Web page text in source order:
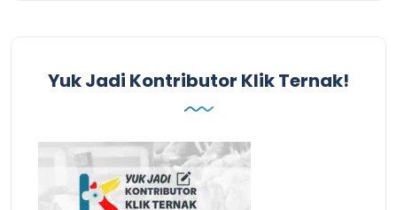
Yuk Jadi Kontributor Klik Ternak!